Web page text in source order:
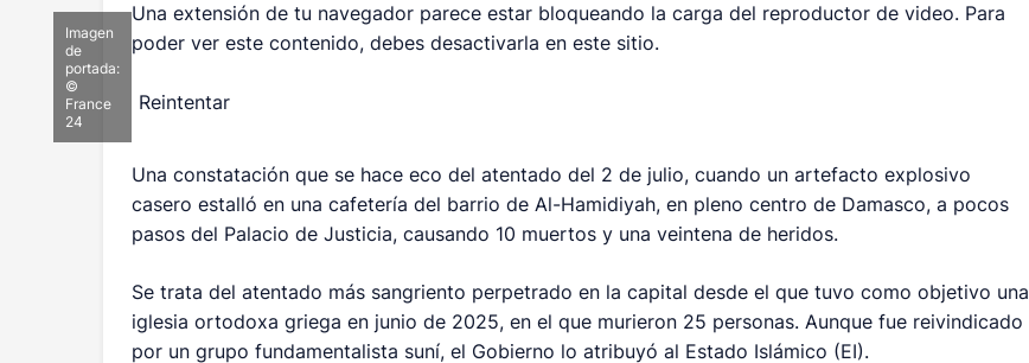
Una extensión de tu navegador parece estar bloqueando la carga del reproductor de video. Para
poder ver este contenido, debes desactivarla en este sitio.
Reintentar
Imagen
de
portada:
©
France
24
Una constatación que se hace eco del atentado del 2 de julio, cuando un artefacto explosivo
casero estalló en una cafetería del barrio de Al-Hamidiyah, en pleno centro de Damasco, a pocos
pasos del Palacio de Justicia, causando 10 muertos y una veintena de heridos.
Se trata del atentado más sangriento perpetrado en la capital desde el que tuvo como objetivo una
iglesia ortodoxa griega en junio de 2025, en el que murieron 25 personas. Aunque fue reivindicado
por un grupo fundamentalista suní, el Gobierno lo atribuyó al Estado Islámico (EI).